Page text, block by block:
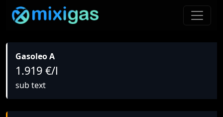
Gasoleo A
1.919 €/l
sub text